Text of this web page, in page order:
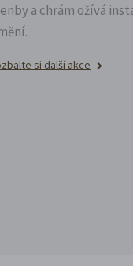
a chrám ožívá
si další akce